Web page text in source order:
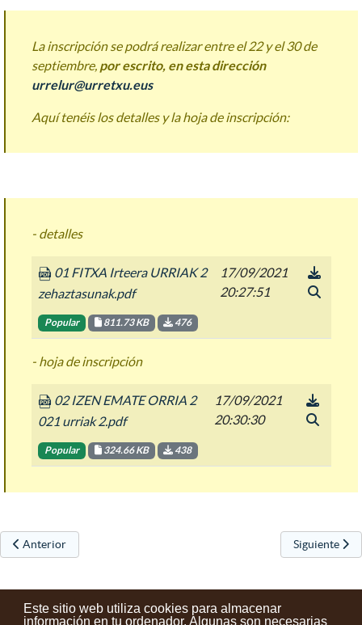
Este sitio web utiliza cookies para almacenar
información en tu ordenador. Algunas son necesarias
La inscripción se podrá realizar entre el 22 y el 30 de
septiembre, por escrito, en esta dirección
urrelur@urretxu.eus
Aquí tenéis los detalles y la hoja de inscripción:
- detalles
01 FITXA Irteera URRIAK 2
zehaztasunak.pdf
Popular 811.73 KB 476
17/09/2021
20:27:51
- hoja de inscripción
02 IZEN EMATE ORRIA 2
021 urriak 2.pdf
Popular 324.66 KB 438
17/09/2021
20:30:30
Artículo anterior: Jornadas europeas del patrimonio
Anterior Artículo
Siguiente